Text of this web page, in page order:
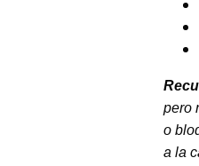
pero
o
a la